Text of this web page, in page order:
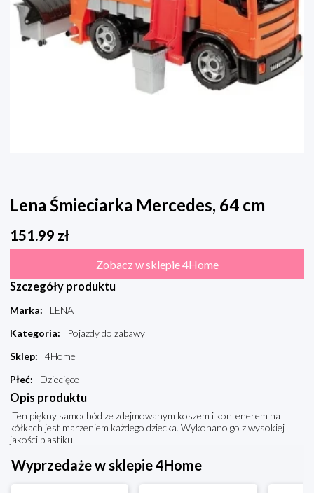
Lena Śmieciarka Mercedes, 64 cm
151.99 zł
Zobacz w sklepie 4Home
Szczegóły produktu
Marka:
LENA
Kategoria:
Pojazdy do zabawy
Sklep:
4Home
Płeć: Dziecięce
Opis produktu
Ten piękny samochód ze zdejmowanym koszem i kontenerem na
kółkach jest marzeniem każdego dziecka. Wykonano go z wysokiej
jakości plastiku.
Wyprzedaże w sklepie 4Home